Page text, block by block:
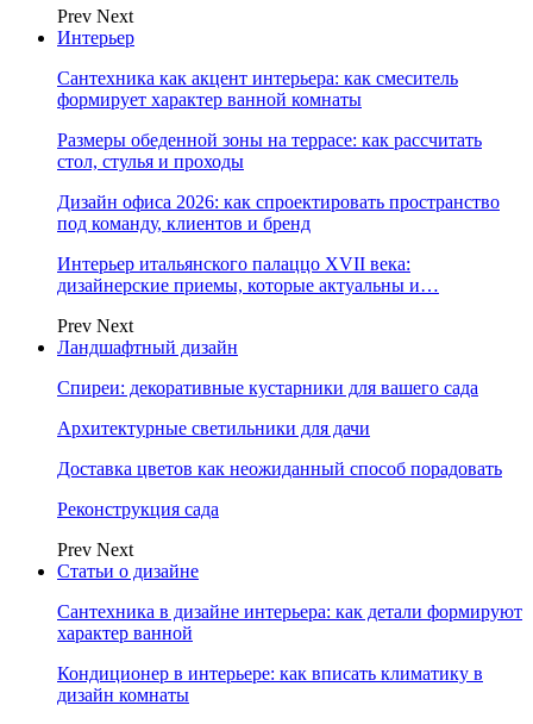
Prev Next
Интерьер
Сантехника как акцент интерьера: как смеситель
формирует характер ванной комнаты
Размеры обеденной зоны на террасе: как рассчитать
стол, стулья и проходы
Дизайн офиса 2026: как спроектировать пространство
под команду, клиентов и бренд
Интерьер итальянского палаццо XVII века:
дизайнерские приемы, которые актуальны и…
Prev Next
Ландшафтный дизайн
Спиреи: декоративные кустарники для вашего сада
Архитектурные светильники для дачи
Доставка цветов как неожиданный способ порадовать
Реконструкция сада
Prev Next
Статьи о дизайне
Сантехника в дизайне интерьера: как детали формируют
характер ванной
Кондиционер в интерьере: как вписать климатику в
дизайн комнаты